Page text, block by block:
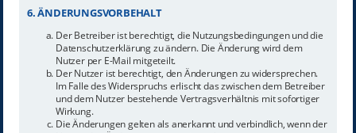
6. ÄNDERUNGSVORBEHALT
Der Betreiber ist berechtigt, die Nutzungsbedingungen und die
Datenschutzerklärung zu ändern. Die Änderung wird dem
Nutzer per E-Mail mitgeteilt.
Der Nutzer ist berechtigt, den Änderungen zu widersprechen.
Im Falle des Widerspruchs erlischt das zwischen dem Betreiber
und dem Nutzer bestehende Vertragsverhältnis mit sofortiger
Wirkung.
Die Änderungen gelten als anerkannt und verbindlich, wenn der